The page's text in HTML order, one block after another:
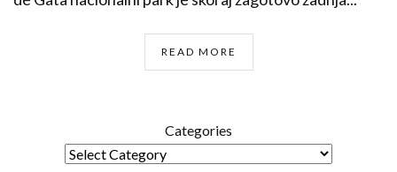
READ MORE
Categories